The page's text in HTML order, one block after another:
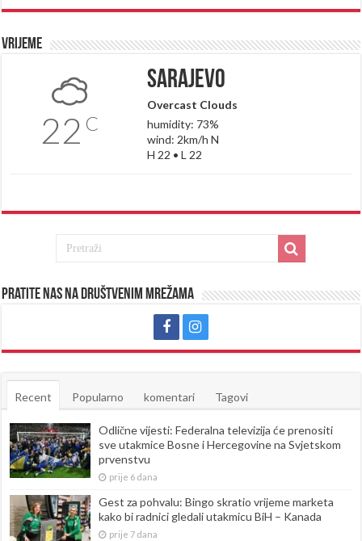
Vrijeme
22 C
Sarajevo
Overcast Clouds
humidity: 73%
wind: 2km/h N
H 22 • L 22
Pratite nas na društvenim mrežama
Recent Popularno komentari Tagovi
Odlične vijesti: Federalna televizija će prenositi
sve utakmice Bosne i Hercegovine na Svjetskom
prvenstvu
prije 6 dana
Gest za pohvalu: Bingo skratio vrijeme marketa
kako bi radnici gledali utakmicu BiH – Kanada
prije 7 dana